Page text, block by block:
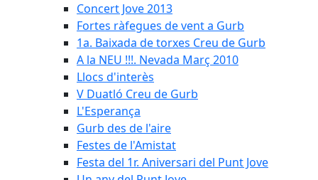
Concert Jove 2013
Fortes ràfegues de vent a Gurb
1a. Baixada de torxes Creu de Gurb
A la NEU !!!. Nevada Març 2010
Llocs d'interès
V Duatló Creu de Gurb
L'Esperança
Gurb des de l'aire
Festes de l'Amistat
Festa del 1r. Aniversari del Punt Jove